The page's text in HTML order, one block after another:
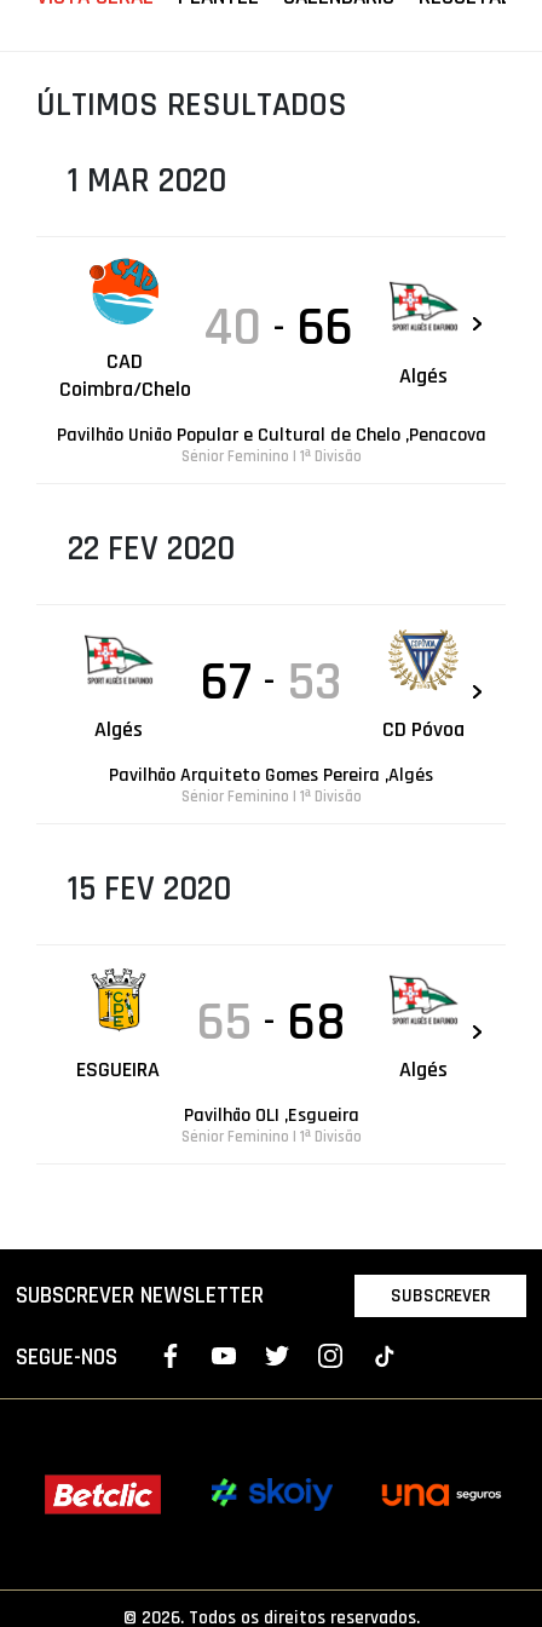
LIGA BETCLIC MASCULINA
LIGA BETCLIC FEMININA
ÚLTIMOS RESULTADOS
1 MAR 2020
CAD
Coimbra/Chelo
40 - 66
Algés
Pavilhão União Popular e Cultural de Chelo ,Penacova
Sénior Feminino | 1ª Divisão
22 FEV 2020
Algés
67 - 53
CD Póvoa
Pavilhão Arquiteto Gomes Pereira ,Algés
Sénior Feminino | 1ª Divisão
15 FEV 2020
ESGUEIRA
65 - 68
Algés
Pavilhão OLI ,Esgueira
Sénior Feminino | 1ª Divisão
SUBSCREVER NEWSLETTER SUBSCREVER
SEGUE-NOS
© 2026. Todos os direitos reservados.